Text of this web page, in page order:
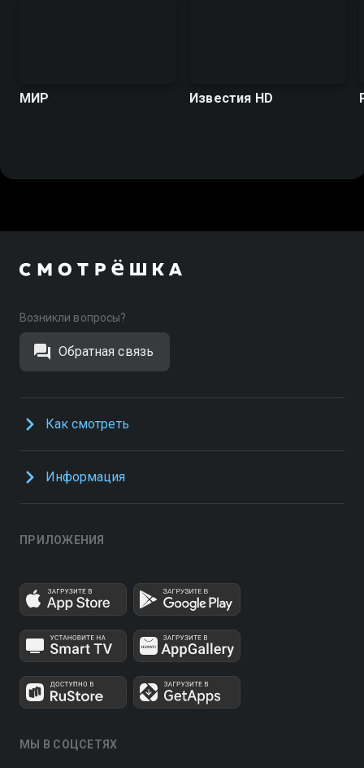
МИР Известия HD
Возникли вопросы?
Обратная связь
Как смотреть
Информация
ПРИЛОЖЕНИЯ
МЫ В СОЦСЕТЯХ